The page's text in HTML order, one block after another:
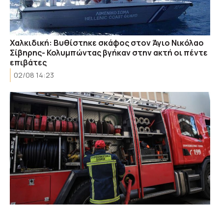
Χαλκιδική: Βυθίστηκε σκάφος στον Άγιο Νικόλαο
Σίβηρης- Κολυμπώντας βγήκαν στην ακτή οι πέντε
επιβάτες
02/08 14:23